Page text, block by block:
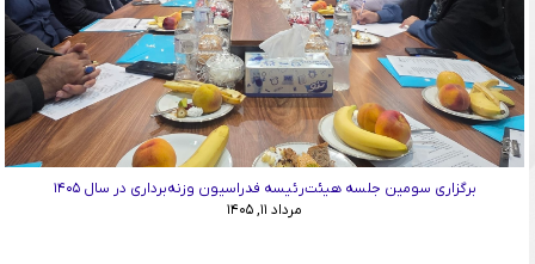
برگزاری سومین جلسه هیئت‌رئیسه فدراسیون وزنه‌برداری در سال ۱۴۰۵
مرداد ۱۱, ۱۴۰۵